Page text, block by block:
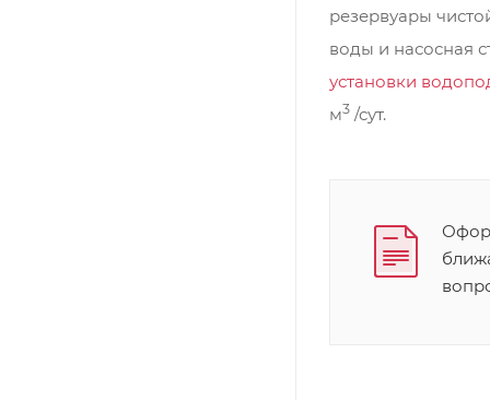
резервуары
воды и насосная
установки
м3 /сут.